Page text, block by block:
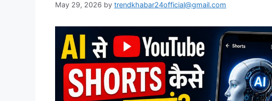
May 29, 2026 by trendkhabar24official@gmail.com